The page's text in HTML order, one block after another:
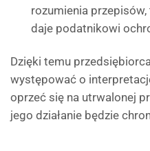
rozumienia
daje podatnikowi
Dzięki temu
występować o
oprzeć się na utrwalonej
jego działanie będzie